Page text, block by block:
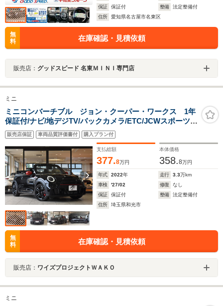
保証 保証付 整備
法定整備付
住所
愛知県名古屋市名東区
無
料
在庫確認・見積依頼
販売店： グッドスピード 名東ＭＩＮＩ専門店
ミニ
ミニコンバーチブル ジョン・クーパー・ワークス 1年
保証付/ナビ/地デジTV/バックカメラ/ETC/JCWスポーツシ
ート/パドルシフト付スポーツステアリング/LEDヘッドラ
イト/17インチブラックアルミホイール/電動オープントッ
プ
販売店保証 車両品質評価書付 購入プラン付
支払総額
377.8万円
本体価格
358.8万円
年式 2022年 走行 3.3万km
車検
'27/02 修復
なし
保証
保証付 整備
法定整備付
住所
埼玉県和光市
無
料
在庫確認・見積依頼
販売店： ワイズプロジェクトＷＡＫＯ
ミニ